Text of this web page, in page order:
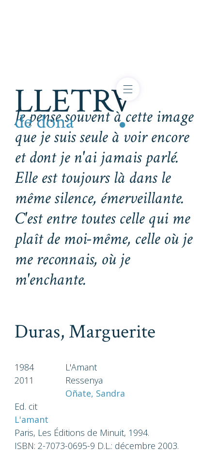
Je pense souvent à cette image
que je suis seule à voir encore
et dont je n'ai jamais parlé.
Elle est toujours là dans le
même silence, émerveillante.
C'est entre toutes celle qui me
plaît de moi-même, celle où je
me reconnais, où je
m'enchante.
Duras, Marguerite
1984
L'Amant
2011
Ressenya
Oñate, Sandra
Ed. cit
L'amant
Paris, Les Éditions de Minuit, 1994.
ISBN: 2-7073-0695-9 D.L.: décembre 2003.